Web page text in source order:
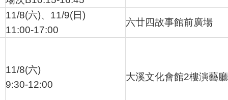
11/8(六)、11/9(日)
11:00-17:00
六廿四故事館前廣場
11/8(六)
9:30-12:00
大溪文化會館2樓演藝廳